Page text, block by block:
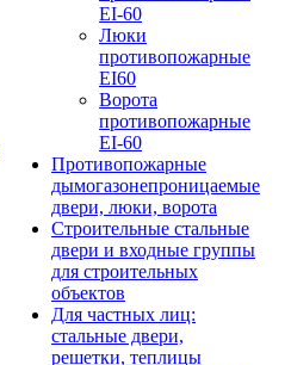
EI-60
Люки
противопожарные
EI60
Ворота
противопожарные
EI-60
Противопожарные
дымогазонепроницаемые
двери, люки, ворота
Строительные стальные
двери и входные группы
для строительных
объектов
Для частных лиц:
стальные двери,
решетки, теплицы